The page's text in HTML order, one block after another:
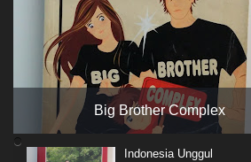
Big Brother Complex
Indonesia Unggul